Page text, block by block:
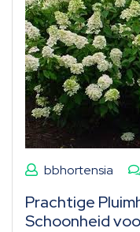
bbhortensia
Prachtige
Schoonheid